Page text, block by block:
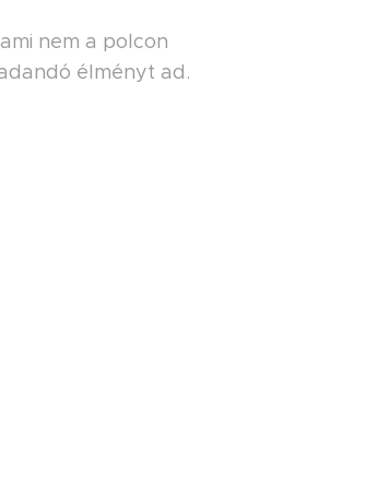
nem a polcon
élményt ad.